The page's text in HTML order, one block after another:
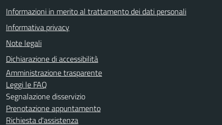
Informazioni in merito al trattamento dei dati personali
Informativa privacy
Note legali
Dichiarazione di accessibilità
Amministrazione trasparente
Leggi le FAQ
Segnalazione disservizio
Prenotazione appuntamento
Richiesta d'assistenza